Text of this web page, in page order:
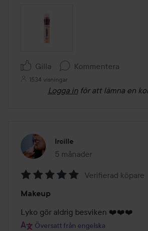
Gilla Kommentera
1534 visningar
Logga in för att lämna en
Ircille
5 månader
Inlägget skapades 5
5
av
5
Verifierad köpare
Makeup
Lyko gör aldrig besviken ❤️❤️❤️
Översatt från engelska